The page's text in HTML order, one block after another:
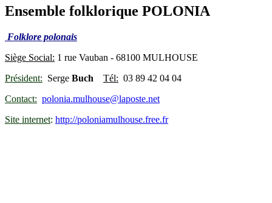
Ensemble folklorique POLONIA
Folklore polonais
Siège Social: 1 rue Vauban - 68100 MULHOUSE
Président: Serge Buch Tél: 03 89 42 04 04
Contact: polonia.mulhouse@laposte.net
Site internet: http://poloniamulhouse.free.fr